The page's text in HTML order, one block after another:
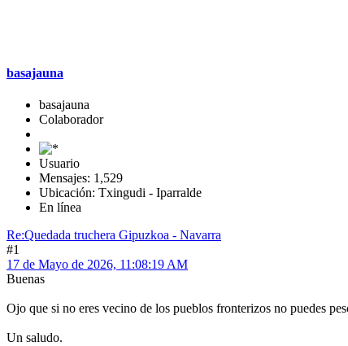
basajauna
basajauna
Colaborador
Usuario
Mensajes: 1,529
Ubicación: Txingudi - Iparralde
En línea
Re:Quedada truchera Gipuzkoa - Navarra
#1
17 de Mayo de 2026, 11:08:19 AM
Buenas
Ojo que si no eres vecino de los pueblos fronterizos no puedes
Un saludo.